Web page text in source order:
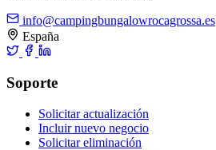
info@campingbungalowrocagrossa.es
España
Soporte
Solicitar actualización
Incluir nuevo negocio
Solicitar eliminación